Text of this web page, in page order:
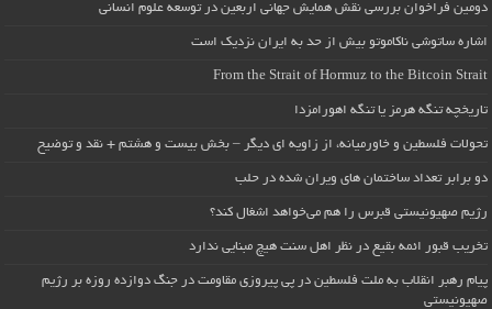
دومین فراخوان بررسی نقش همایش جهانی اربعین در توسعه علوم انسانی
اشاره ساتوشی ناکاموتو بیش از حد به ایران نزدیک است
From the Strait of Hormuz to the Bitcoin Strait
تاریخچه تنگه هرمز یا تنگه اهورامزدا
تحولات فلسطین و خاورمیانه، از زاویه ای دیگر – بخش بیست و هشتم + نقد و توضیح
دو برابر تعداد ساختمان های ویران شده در حلب
رژیم صهیونیستی قبرس را هم می‌خواهد اشغال کند؟
تخریب قبور ائمه بقیع در نظر اهل سنت هیچ مبنایی ندارد
پیام رهبر انقلاب به ملت فلسطین در پی پیروزی مقاومت در جنگ دوازده روزه بر رژیم
صهیونیستی